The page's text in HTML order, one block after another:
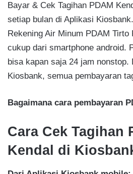
Bayar & Cek Tagihan PDAM
setiap bulan di Aplikasi
Rekening Air Minum PDAM Tirto
cukup dari smartphone android.
bisa kapan saja 24 jam nonstop.
Kiosbank, semua pembayaran
Bagaimana cara pembayaran
Cara Cek Tagihan
Kendal di